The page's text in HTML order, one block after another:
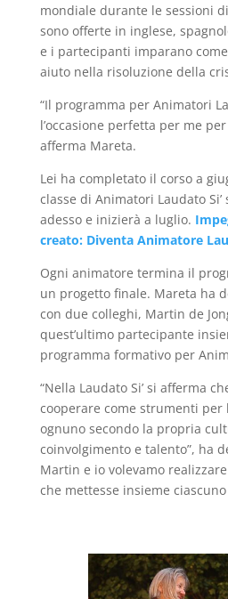
mondiale durante le sessioni
sono offerte in inglese,
e i partecipanti imparano come
aiuto nella risoluzione della
“Il programma per Animatori
l’occasione perfetta per me
afferma Mareta.
Lei ha completato il corso a
classe di Animatori Laudato
adesso e inizierà a luglio.
creato: Diventa Animatore
Ogni animatore termina il
un progetto finale. Mareta ha
con due colleghi, Martin de
quest’ultimo partecipante
programma formativo per
“Nella Laudato Si’ si afferma
cooperare come strumenti per
ognuno secondo la propria
coinvolgimento e talento”, ha
Martin e io volevamo
che mettesse insieme